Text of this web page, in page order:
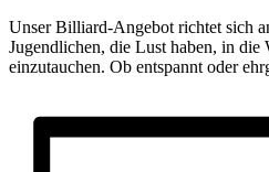
Unser Billiard-Angebot richtet sich
Jugendlichen, die Lust haben, in die
einzutauchen. Ob entspannt oder